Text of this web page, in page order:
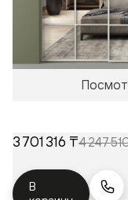
3 701 316 ₸4 247
В